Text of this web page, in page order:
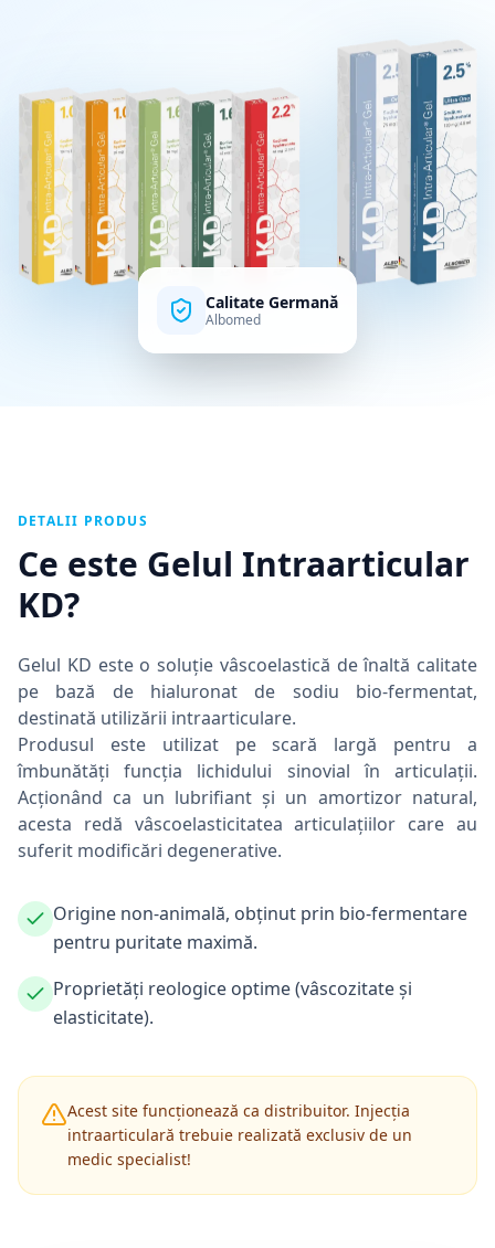
Calitate Germană
Albomed
DETALII PRODUS
Ce este Gelul Intraarticular
KD?
Gelul KD este o soluție vâscoelastică de înaltă calitate
pe bază de hialuronat de sodiu bio-fermentat,
destinată utilizării intraarticulare.
Produsul este utilizat pe scară largă pentru a
îmbunătăți funcția lichidului sinovial în articulații.
Acționând ca un lubrifiant și un amortizor natural,
acesta redă vâscoelasticitatea articulațiilor care au
suferit modificări degenerative.
Origine non-animală, obținut prin bio-fermentare
pentru puritate maximă.
Proprietăți reologice optime (vâscozitate și
elasticitate).
Acest site funcționează ca distribuitor. Injecția
intraarticulară trebuie realizată exclusiv de un
medic specialist!